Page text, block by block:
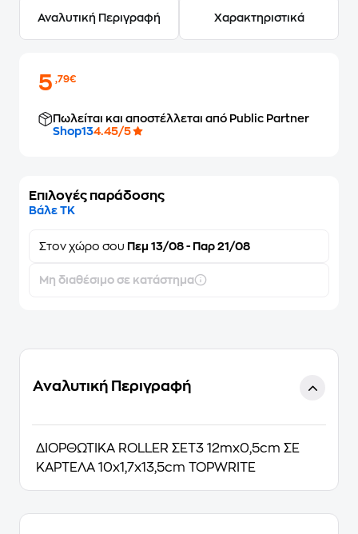
Αναλυτική Περιγραφή Χαρακτηριστικά
5,79€
Πωλείται και αποστέλλεται από Public Partner
Shop134.45/5
Επιλογές παράδοσης
Βάλε ΤΚ
Στον χώρο σου Πεμ 13/08 - Παρ 21/08
Μη διαθέσιμο σε κατάστημα
Αναλυτική Περιγραφή
ΔΙΟΡΘΩΤΙΚΑ ROLLER ΣΕΤ3 12mx0,5cm ΣΕ
ΚΑΡΤΕΛΑ 10x1,7x13,5cm TOPWRITE